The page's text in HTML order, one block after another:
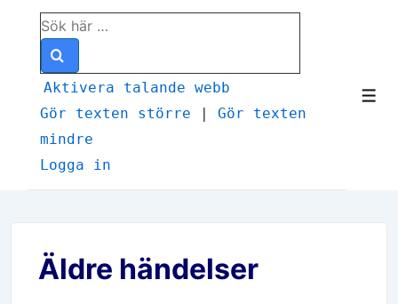
Hoppa
huvudinnehåll
Sök
efter:
Aktivera talande webb
Gör texten större | Gör texten
mindre
Logga in
Äldre händelser